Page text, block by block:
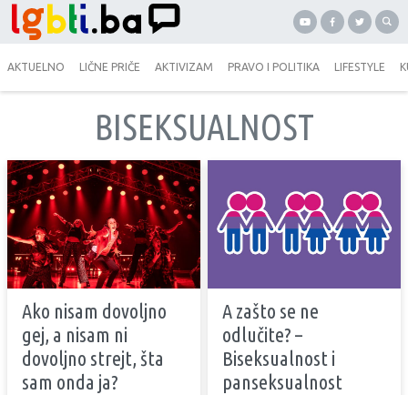
AKTUELNO LIČNE PRIČE AKTIVIZAM PRAVO I POLITIKA LIFESTYLE
BISEKSUALNOST
Ako nisam dovoljno
gej, a nisam ni
dovoljno strejt, šta
sam onda ja?
A zašto se ne
odlučite? –
Biseksualnost i
panseksualnost